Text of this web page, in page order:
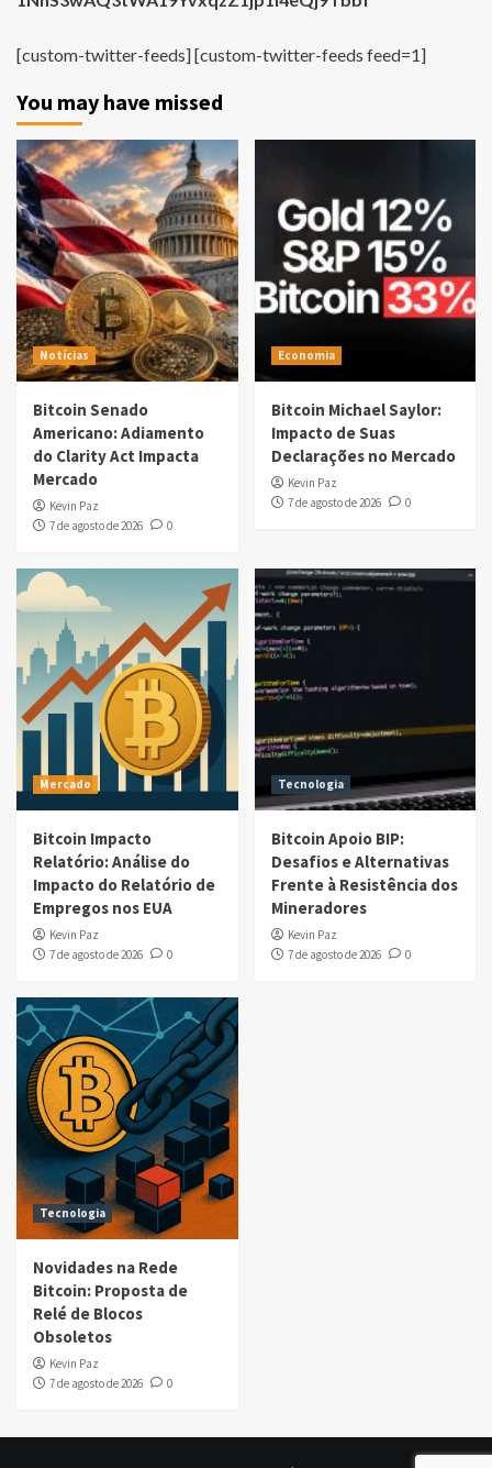
[custom-twitter-feeds] [custom-twitter-feeds feed=1]
You may have missed
Notícias
Bitcoin Senado
Americano: Adiamento
do Clarity Act Impacta
Mercado
Kevin Paz
7 de agosto de 2026
0
Economia
Bitcoin Michael Saylor:
Impacto de Suas
Declarações no Mercado
Kevin Paz
7 de agosto de 2026
0
Mercado
Bitcoin Impacto
Relatório: Análise do
Impacto do Relatório de
Empregos nos EUA
Kevin Paz
7 de agosto de 2026
0
Tecnologia
Bitcoin Apoio BIP:
Desafios e Alternativas
Frente à Resistência dos
Mineradores
Kevin Paz
7 de agosto de 2026
0
Tecnologia
Novidades na Rede
Bitcoin: Proposta de
Relé de Blocos
Obsoletos
Kevin Paz
7 de agosto de 2026
0